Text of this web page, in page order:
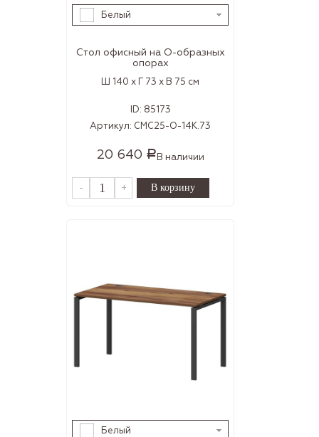
Белый
Стол офисный на О-образных
опорах
Ш 140 x Г 73 x В 75 см
ID: 85173
Артикул: СМС25-О-14К.73
20 640 Р В наличии
- +
Белый